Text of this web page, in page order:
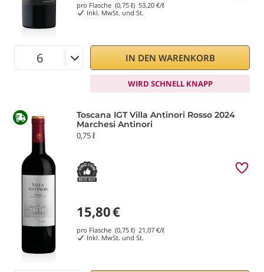
pro Flasche (0,75 ℓ) 53,20 €/ℓ
Inkl. MwSt. und St.
IN DEN WARENKORB
WIRD SCHNELL KNAPP
Toscana IGT Villa Antinori Rosso 2024
Marchesi Antinori
0,75 ℓ
15,80€
pro Flasche (0,75 ℓ) 21,07 €/ℓ
Inkl. MwSt. und St.